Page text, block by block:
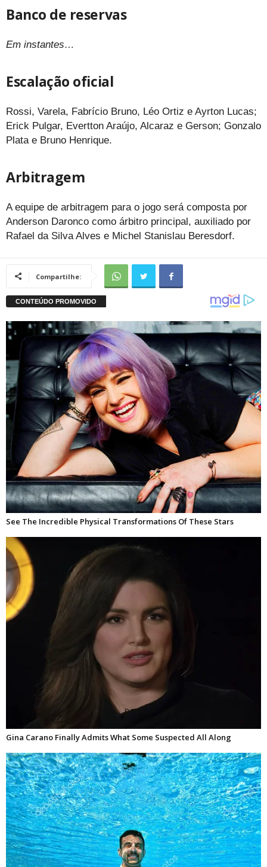
Banco de reservas
Em instantes…
Escalação oficial
Rossi, Varela, Fabrício Bruno, Léo Ortiz e Ayrton Lucas;
Erick Pulgar, Evertton Araújo, Alcaraz e Gerson; Gonzalo
Plata e Bruno Henrique.
Arbitragem
A equipe de arbitragem para o jogo será composta por
Anderson Daronco como árbitro principal, auxiliado por
Rafael da Silva Alves e Michel Stanislau Beresdorf.
Compartilhe: